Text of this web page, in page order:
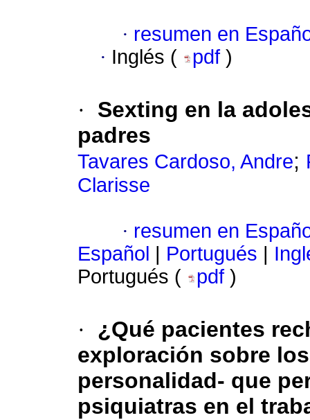
· resumen en
· Inglés ( pdf )
·
Sexting en la
padres
Tavares Cardoso, Andre;
Clarisse
· resumen en
Español
Portugués
Portugués (
pdf )
·
¿Qué pacientes
exploración sobre
personalidad- que
psiquiatras en el